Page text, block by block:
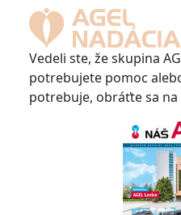
Vedeli ste, že skupina
potrebujete pomoc
potrebuje, obráťte sa na